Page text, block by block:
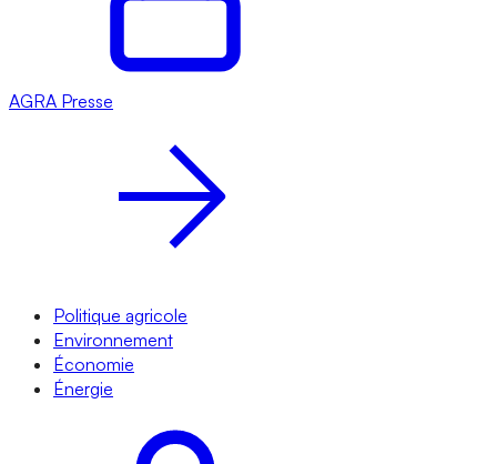
AGRA Presse
Politique agricole
Environnement
Économie
Énergie